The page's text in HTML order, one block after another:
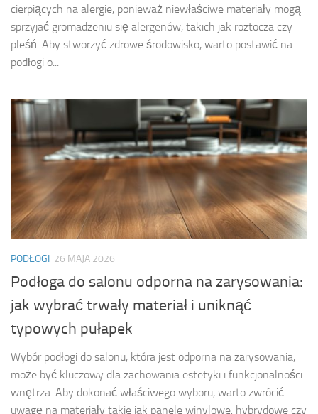
cierpiących na alergie, ponieważ niewłaściwe materiały mogą
sprzyjać gromadzeniu się alergenów, takich jak roztocza czy
pleśń. Aby stworzyć zdrowe środowisko, warto postawić na
podłogi o...
PODŁOGI 26 MAJA 2026
Podłoga do salonu odporna na zarysowania:
jak wybrać trwały materiał i uniknąć
typowych pułapek
Wybór podłogi do salonu, która jest odporna na zarysowania,
może być kluczowy dla zachowania estetyki i funkcjonalności
wnętrza. Aby dokonać właściwego wyboru, warto zwrócić
uwagę na materiały takie jak panele winylowe, hybrydowe czy